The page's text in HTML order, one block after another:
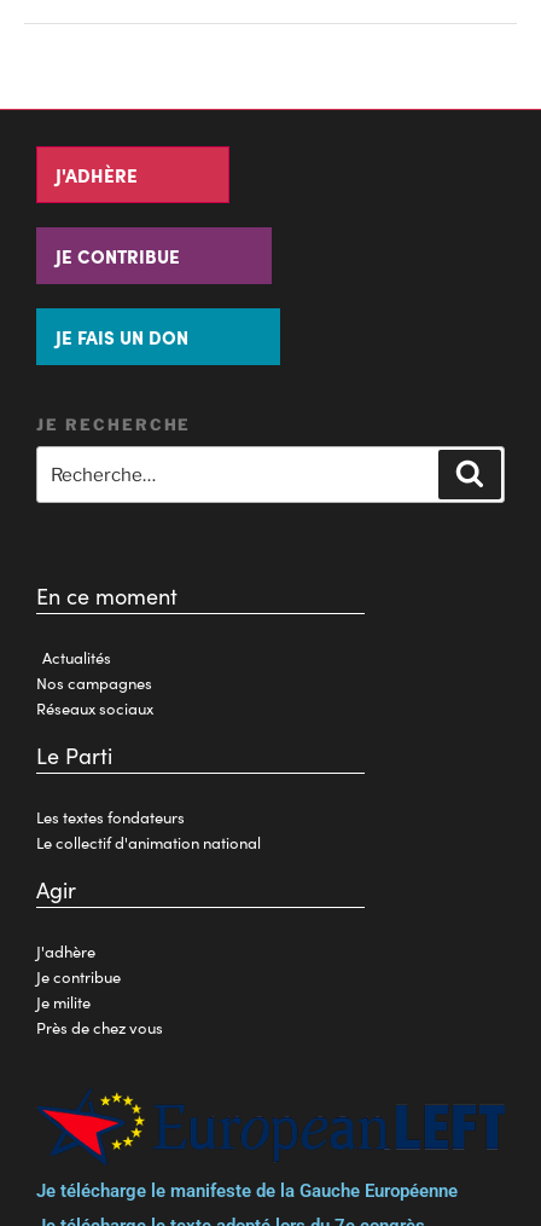
J'ADHÈRE
JE CONTRIBUE
JE FAIS UN DON
JE RECHERCHE
En ce moment
Actualités
Nos campagnes
Réseaux sociaux
Le Parti
Les textes fondateurs
Le collectif d'animation national
Agir
J'adhère
Je contribue
Je milite
Près de chez vous
Je télécharge le manifeste de la Gauche Européenne